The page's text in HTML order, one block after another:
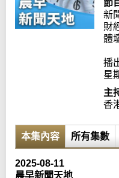
節
新
財
體
播
星
主
香
本集內容 所有集數
2025-08-11
晨早新聞天地